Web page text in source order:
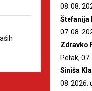
08. 08.
Štefanija
07. 08.
Zdravko
Petak,
Siniša
08. 2026.